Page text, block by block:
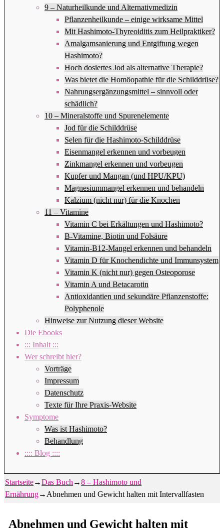
9 – Naturheilkunde und Alternativmedizin
Pflanzenheilkunde – einige wirksame Mittel
Mit Hashimoto-Thyreoiditis zum Heilpraktiker?
Amalgamsanierung und Entgiftung wegen
Hashimoto?
Hoch dosiertes Jod als alternative Therapie?
Was bietet die Homöopathie für die Schilddrüse?
Nahrungsergänzungsmittel – sinnvoll oder
schädlich?
10 – Mineralstoffe und Spurenelemente
Jod für die Schilddrüse
Selen für die Hashimoto-Schilddrüse
Eisenmangel erkennen und vorbeugen
Zinkmangel erkennen und vorbeugen
Kupfer und Mangan (und HPU/KPU)
Magnesiummangel erkennen und behandeln
Kalzium (nicht nur) für die Knochen
11 – Vitamine
Vitamin C bei Erkältungen und Hashimoto?
B-Vitamine, Biotin und Folsäure
Vitamin-B12-Mangel erkennen und behandeln
Vitamin D für Knochendichte und Immunsystem
Vitamin K (nicht nur) gegen Osteoporose
Vitamin A und Betacarotin
Antioxidantien und sekundäre Pflanzenstoffe:
Polyphenole
Hinweise zur Nutzung dieser Website
Die Ebooks
::: Inhalt :::
Wer schreibt hier?
Vorträge
Impressum
Datenschutz
Texte für Ihre Praxis-Website
Symptome
Was ist Hashimoto?
Behandlung
:::: Blog ::::
Startseite→Das Buch →8 – Hashimoto und
Ernährung→ Abnehmen und Gewicht halten mit Intervallfasten
Abnehmen und Gewicht halten mit